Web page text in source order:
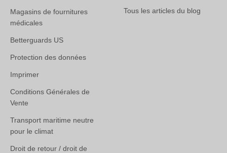
Magasins de fournitures
médicales
Betterguards US
Protection des données
Imprimer
Conditions Générales de
Vente
Transport maritime neutre
pour le climat
Droit de retour / droit de
Tous les articles du blog